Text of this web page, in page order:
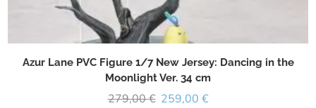
Azur Lane PVC Figure 1/7 New Jersey: Dancing in the
Moonlight Ver. 34 cm
279,00€ 259,00 €